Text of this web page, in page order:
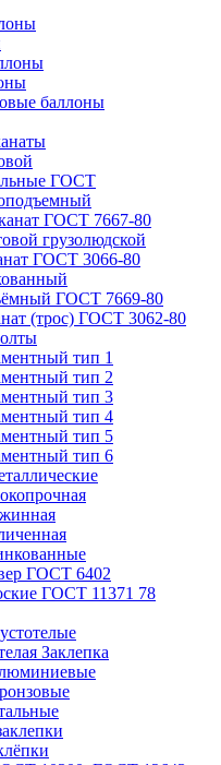
баллоны
ГОСТ
ГОСТ 7667-80
грузолюдской
ГОСТ 3066-80
ГОСТ 7669-80
(трос) ГОСТ 3062-80
тип 1
тип 2
тип 3
тип 4
тип 5
тип 6
ГОСТ 6402
ГОСТ 11371 78
Заклепка